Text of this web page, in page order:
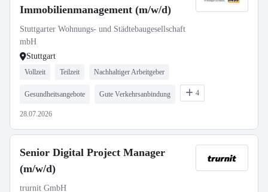
Immobilienmanagement (m/w/d)
Stuttgarter Wohnungs- und Städtebaugesellschaft
mbH
Stuttgart
Vollzeit Teilzeit Nachhaltiger Arbeitgeber
Gesundheitsangebote Gute Verkehrsanbindung 4
28.07.2026
Senior Digital Project Manager
(m/w/d)
trurnit GmbH